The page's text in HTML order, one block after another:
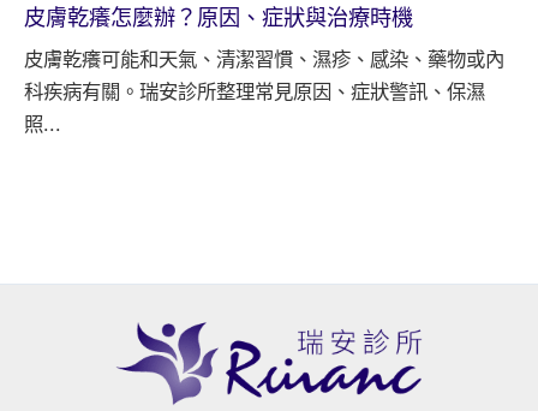
皮膚乾癢怎麼辦？原因、症狀與治療時機
皮膚乾癢可能和天氣、清潔習慣、濕疹、感染、藥物或內
科疾病有關。瑞安診所整理常見原因、症狀警訊、保濕
照...